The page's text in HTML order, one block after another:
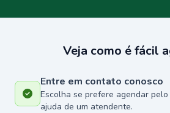
Veja como é fácil
Entre em contato conosco
Escolha se prefere agendar
ajuda de um atendente.